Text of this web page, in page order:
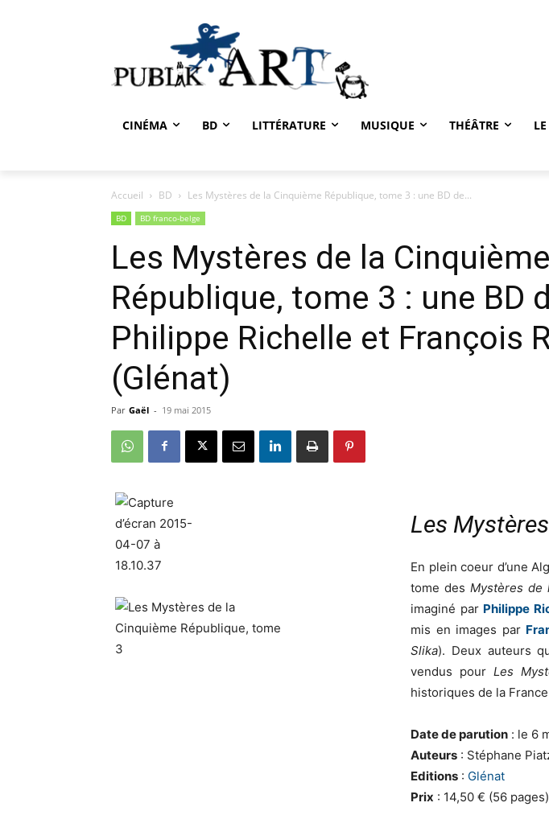
CINÉMA BD LITTÉRATURE MUSIQUE THÉÂTRE
Accueil BD Les Mystères de la Cinquième République, tome 3 : une BD de...
BD BD franco-belge
Les Mystères de la Cinquième
République, tome 3 : une BD
Philippe Richelle et François
(Glénat)
Par Gaël - 19 mai 2015
Les
En plein coeur d’une
tome des Mystères de
imaginé par Philippe
mis en images par
Slika). Deux auteurs
vendus pour Les
historiques de la
Date de parution : le 6
Auteurs : Stéphane
Editions : Glénat
Prix : 14,50 € (56 pages)